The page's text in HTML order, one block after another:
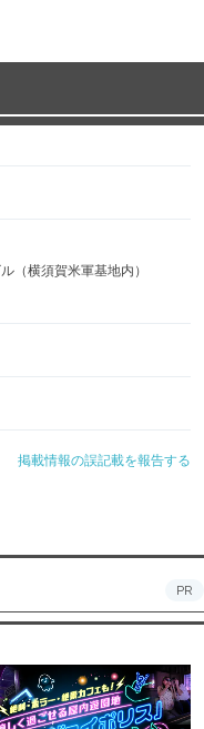
（横須賀米軍基地内）
掲載情報の誤記載を報告する
PR